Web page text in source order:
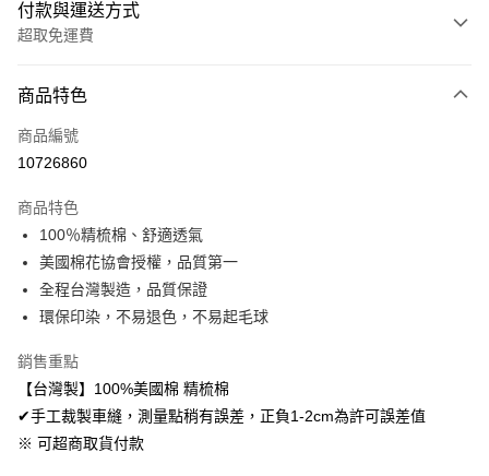
付款與運送方式
超取免運費
信用卡一次付款
超商取貨付款
Apple Pay
悠遊付
Google Pay
AFTEE先享後付
相關說明
AFTEE先享後付是「在收到商品之後才付款」的支付方式。 讓您購物簡單
便利好安心！
ATM付款
商品特色
商品編號
10726860
商品特色
100％精梳棉、舒適透氣
美國棉花協會授權，品質第一
全程台灣製造，品質保證
環保印染，不易退色，不易起毛球
銷售重點
【台灣製】100%美國棉 精梳棉
✔手工裁製車縫，測量點稍有誤差，正負1-2cm為許可誤差值
※ 可超商取貨付款